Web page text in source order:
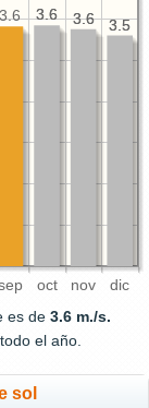
oct nov dic
3.5
3.6
3.6
3.5
3.6
3.6
3.6
es de 3.6 m./s.
el año.
sol